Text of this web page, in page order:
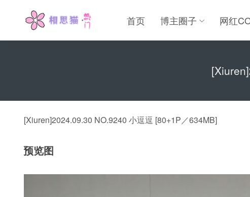
首页 博主圈子 网红
[Xiuren]2024.09.30 NO.9240 小逗逗 [80+1P／634MB]
预览图